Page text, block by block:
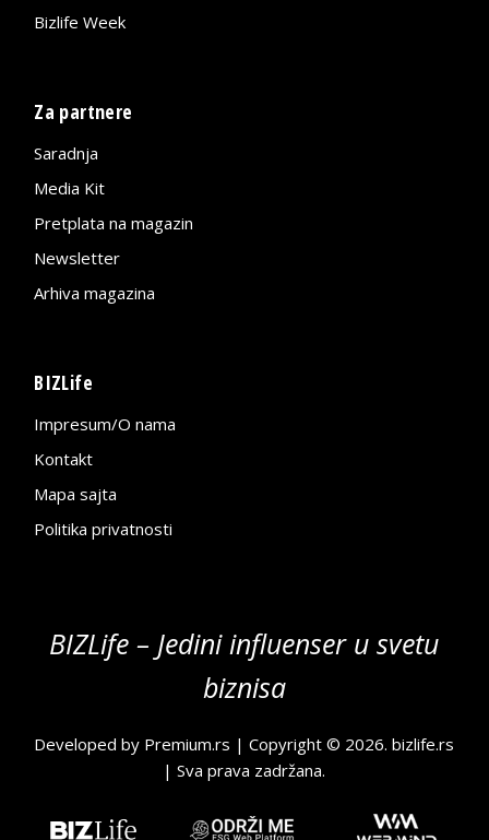
Bizlife Week
Za partnere
Saradnja
Media Kit
Pretplata na magazin
Newsletter
Arhiva magazina
BIZLife
Impresum/O nama
Kontakt
Mapa sajta
Politika privatnosti
BIZLife – Jedini influenser u svetu
biznisa
Developed by Premium.rs | Copyright © 2026.bizlife.rs
| Sva prava zadržana.